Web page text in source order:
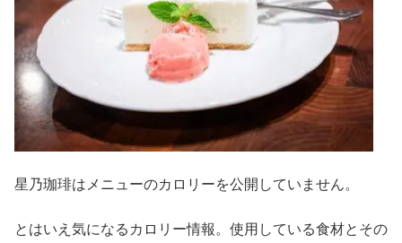
星乃珈琲はメニューのカロリーを公開していません。
とはいえ気になるカロリー情報。使用している食材とその